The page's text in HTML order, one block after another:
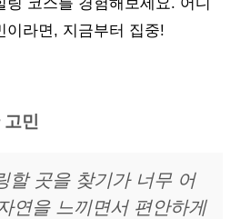
이라면, 지금부터 집중!
민
할 곳을 찾기가 너무 어
연을 느끼면서 편안하게